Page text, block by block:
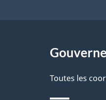
e
Toutes les